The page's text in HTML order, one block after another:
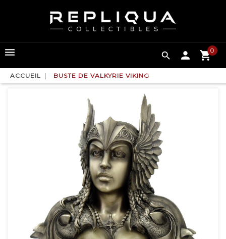
 0
ACCUEIL BUSTE DE VALKYRIE VIKING